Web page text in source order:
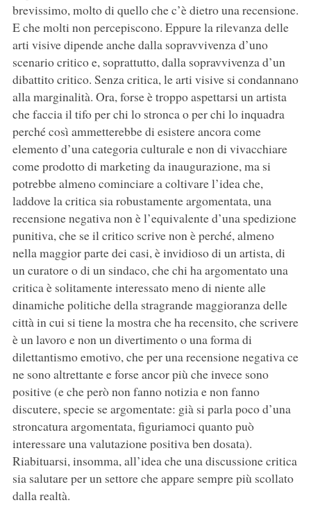
brevissimo, molto di quello che c’è dietro una recensione.
E che molti non percepiscono. Eppure la rilevanza delle
arti visive dipende anche dalla sopravvivenza d’uno
scenario critico e, soprattutto, dalla sopravvivenza d’un
dibattito critico. Senza critica, le arti visive si condannano
alla marginalità. Ora, forse è troppo aspettarsi un artista
che faccia il tifo per chi lo stronca o per chi lo inquadra
perché così ammetterebbe di esistere ancora come
elemento d’una categoria culturale e non di vivacchiare
come prodotto di marketing da inaugurazione, ma si
potrebbe almeno cominciare a coltivare l’idea che,
laddove la critica sia robustamente argomentata, una
recensione negativa non è l’equivalente d’una spedizione
punitiva, che se il critico scrive non è perché, almeno
nella maggior parte dei casi, è invidioso di un artista, di
un curatore o di un sindaco, che chi ha argomentato una
critica è solitamente interessato meno di niente alle
dinamiche politiche della stragrande maggioranza delle
città in cui si tiene la mostra che ha recensito, che scrivere
è un lavoro e non un divertimento o una forma di
dilettantismo emotivo, che per una recensione negativa ce
ne sono altrettante e forse ancor più che invece sono
positive (e che però non fanno notizia e non fanno
discutere, specie se argomentate: già si parla poco d’una
stroncatura argomentata, figuriamoci quanto può
interessare una valutazione positiva ben dosata).
Riabituarsi, insomma, all’idea che una discussione critica
sia salutare per un settore che appare sempre più scollato
dalla realtà.